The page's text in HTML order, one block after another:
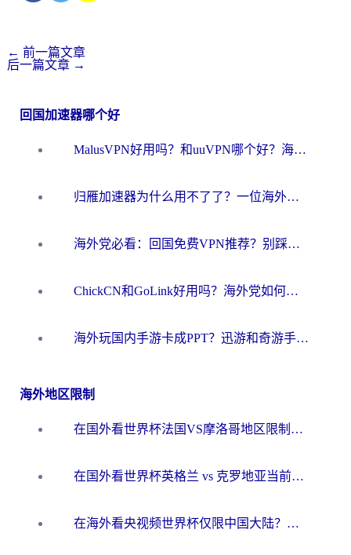
← 前一篇文章
后一篇文章 →
回国加速器哪个好
MalusVPN好用吗？和uuVPN哪个好？海外党无缝访问国内资源的真实对比与选择指南
归雁加速器为什么用不了了？一位海外游子的真实困惑与技术解答
海外党必看：回国免费VPN推荐？别踩坑！教你选对加速器无缝刷国内资源
ChickCN和GoLink好用吗？海外党如何选对回国加速器
海外玩国内手游卡成PPT？迅游和奇游手游哪个好？一篇讲透回国加速器怎么选
海外地区限制
在国外看世界杯法国VS摩洛哥地区限制？这篇指南让你流畅看中文解说无压力
在国外看世界杯英格兰 vs 克罗地亚当前地区不可播放？这篇指南帮你搞定所有海外观赛难题
在海外看央视频世界杯仅限中国大陆？这篇指南帮你解锁中文解说+无卡顿直播